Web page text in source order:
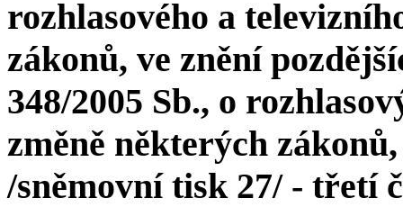
rozhlasového a
zákonů, ve znění
348/2005 Sb., o
změně některých
/sněmovní tisk 27/ - třetí